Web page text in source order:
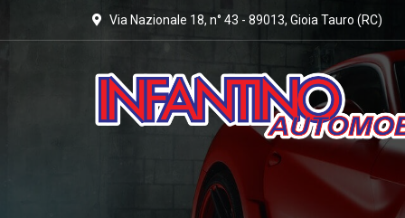
Via Nazionale 18, n° 43 - 89013, Gioia Tauro (RC)